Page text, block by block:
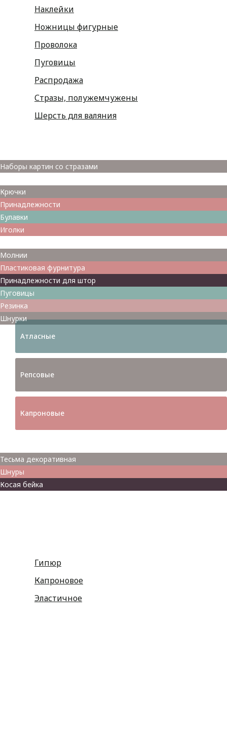
Наклейки
Ножницы фигурные
Проволока
Пуговицы
Распродажа
Стразы, полужемчужены
Шерсть для валяния
Наборы картин со стразами
Крючки
Принадлежности
Булавки
Иголки
Молнии
Пластиковая фурнитура
Принадлежности для штор
Пуговицы
Резинка
Шнурки
Атласные
Репсовые
Капроновые
Тесьма декоративная
Шнуры
Косая бейка
Гипюр
Капроновое
Эластичное